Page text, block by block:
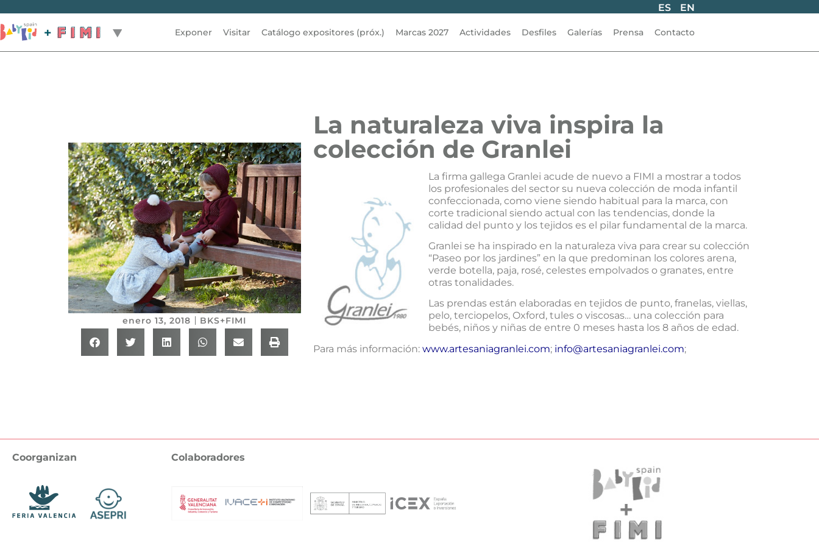
ES EN
Exponer Visitar Catálogo expositores (próx.) Marcas 2027 Actividades Desfiles Galerías Prensa Contacto
enero 13, 2018 BKS+FIMI
La naturaleza viva inspira la
colección de Granlei
La firma gallega Granlei acude de nuevo a FIMI a mostrar a todos
los profesionales del sector su nueva colección de moda infantil
confeccionada, como viene siendo habitual para la marca, con
corte tradicional siendo actual con las tendencias, donde la
calidad del punto y los tejidos es el pilar fundamental de la marca.
Granlei se ha inspirado en la naturaleza viva para crear su colección
“Paseo por los jardines” en la que predominan los colores arena,
verde botella, paja, rosé, celestes empolvados o granates, entre
otras tonalidades.
Las prendas están elaboradas en tejidos de punto, franelas, viellas,
pelo, terciopelos, Oxford, tules o viscosas… una colección para
bebés, niños y niñas de entre 0 meses hasta los 8 años de edad.
Para más información: www.artesaniagranlei.com; info@artesaniagranlei.com;
Coorganizan Colaboradores